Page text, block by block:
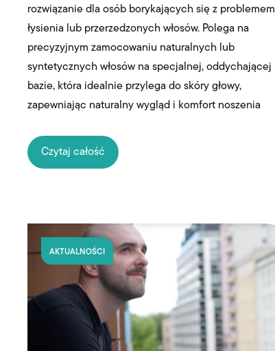
rozwiązanie dla osób borykających się z problemem
łysienia lub przerzedzonych włosów. Polega na
precyzyjnym zamocowaniu naturalnych lub
syntetycznych włosów na specjalnej, oddychającej
bazie, która idealnie przylega do skóry głowy,
zapewniając naturalny wygląd i komfort noszenia
Czytaj całość
AKTUALNOŚCI